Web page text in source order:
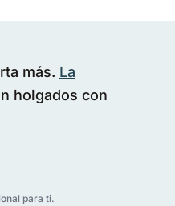
más. La
holgados con
para ti.